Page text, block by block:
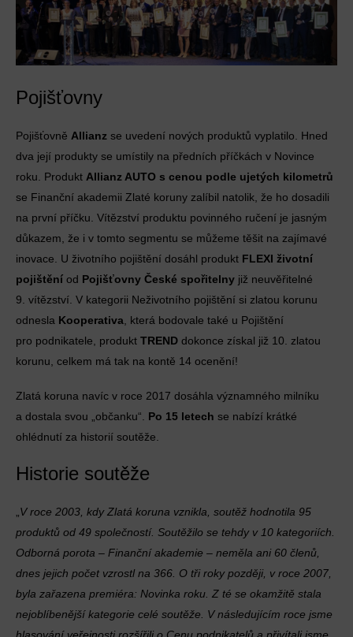
Pojišťovny
Pojišťovně Allianz se uvedení nových produktů vyplatilo. Hned
dva její produkty se umístily na předních příčkách v Novince
roku. Produkt Allianz AUTO s cenou podle ujetých kilometrů
se Finanční akademii Zlaté koruny zalíbil natolik, že ho dosadili
na první příčku. Vítězství produktu povinného ručení je jasným
důkazem, že i v tomto segmentu se můžeme těšit na zajímavé
inovace. U životního pojištění dosáhl produkt FLEXI životní
pojištění od Pojišťovny České spořitelny již neuvěřitelné
9. vítězství. V kategorii Neživotního pojištění si zlatou korunu
odnesla Kooperativa, která bodovale také u Pojištění
pro podnikatele, produkt TREND dokonce získal již 10. zlatou
korunu, celkem má tak na kontě 14 ocenění!
Zlatá koruna navíc v roce 2017 dosáhla významného milníku
a dostala svou „občanku“. Po 15 letech se nabízí krátké
ohlédnutí za historií soutěže.
Historie soutěže
„V roce 2003, kdy Zlatá koruna vznikla, soutěž hodnotila 95
produktů od 49 společností. Soutěžilo se tehdy v 10 kategoriích.
Odborná porota – Finanční akademie – neměla ani 60 členů,
dnes jejich počet vzrostl na 366. O tři roky později, v roce 2007,
byla zařazena premiéra: Novinka roku. Z té se okamžitě stala
nejoblíbenější kategorie celé soutěže. V následujícím roce jsme